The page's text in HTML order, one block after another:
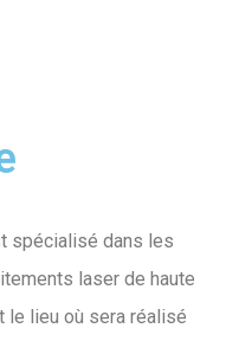
spécialisé dans les
laser de haute
le lieu où sera réalisé